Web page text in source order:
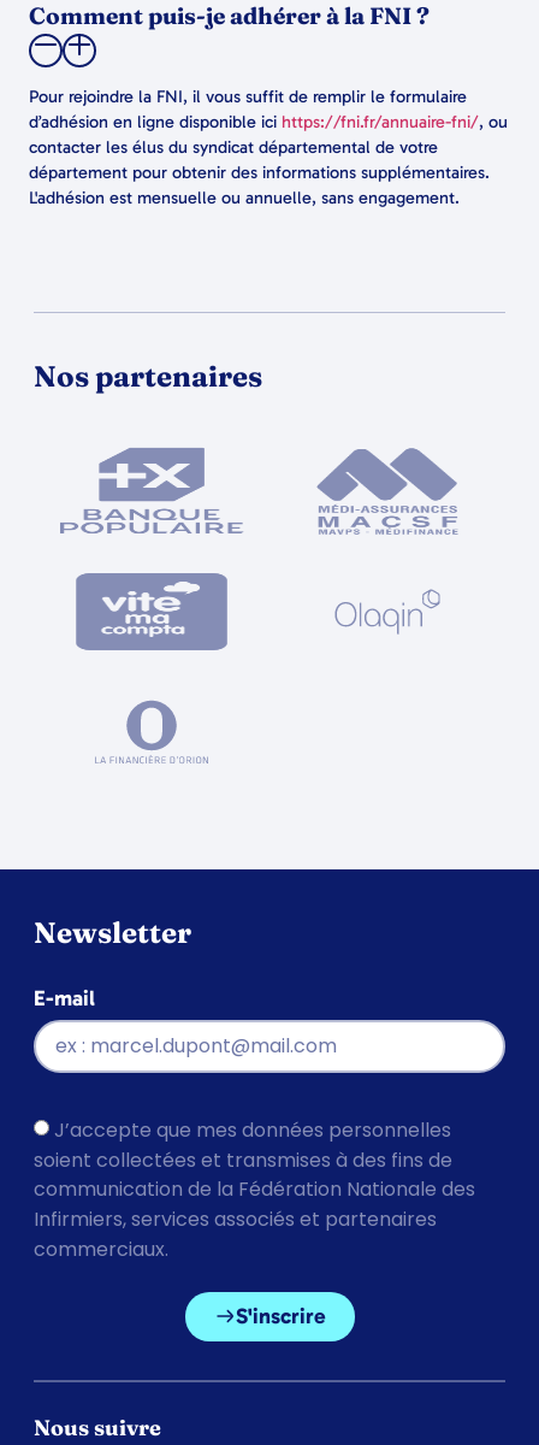
Comment puis-je adhérer à la FNI ?
Pour rejoindre la FNI, il vous suffit de remplir le formulaire
d’adhésion en ligne disponible ici https://fni.fr/annuaire-fni/, ou
contacter les élus du syndicat départemental de votre
département pour obtenir des informations supplémentaires.
L'adhésion est mensuelle ou annuelle, sans engagement.
Nos partenaires
Newsletter
E-mail
J’accepte que mes données personnelles
soient collectées et transmises à des fins de
communication de la Fédération Nationale des
Infirmiers, services associés et partenaires
commerciaux.
S'inscrire
Nous suivre